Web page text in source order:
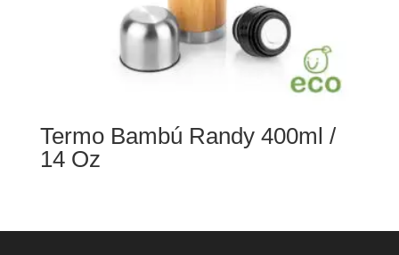
Termo Bambú Randy 400ml /
14 Oz